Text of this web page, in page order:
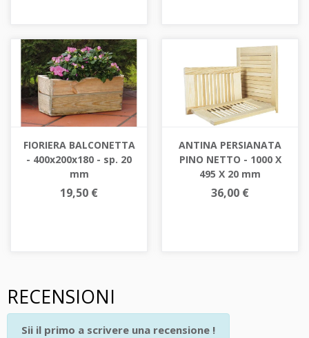
FIORIERA BALCONETTA
- 400x200x180 - sp. 20
mm
19,50 €
ANTINA PERSIANATA
PINO NETTO - 1000 X
495 X 20 mm
36,00 €
RECENSIONI
Sii il primo a scrivere una recensione !